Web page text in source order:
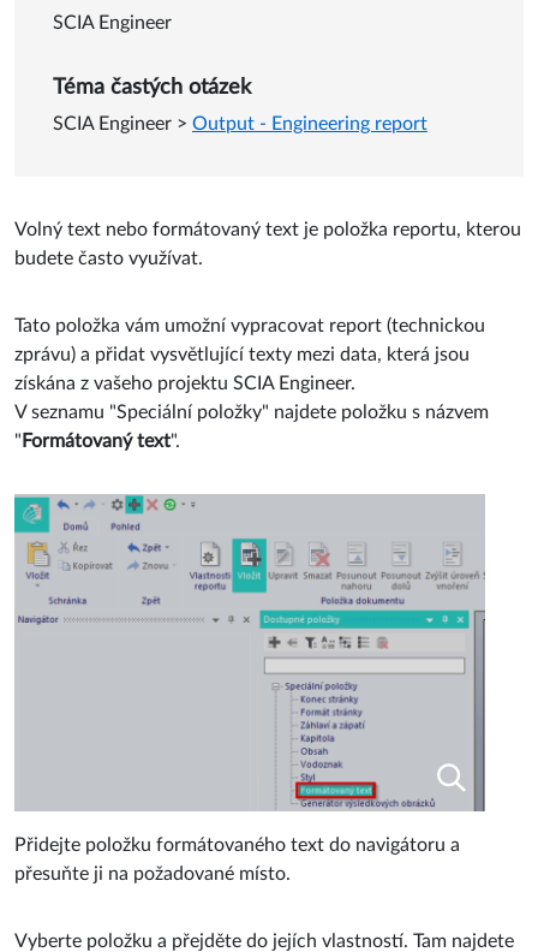
SCIA Engineer
Téma častých otázek
SCIA Engineer > Output - Engineering report
Volný text nebo formátovaný text je položka reportu, kterou
budete často využívat.
Tato položka vám umožní vypracovat report (technickou
zprávu) a přidat vysvětlující texty mezi data, která jsou
získána z vašeho projektu SCIA Engineer.
V seznamu "Speciální položky" najdete položku s názvem
" Formátovaný text".
Přidejte položku formátovaného text do navigátoru a
přesuňte ji na požadované místo.
Vyberte položku a přejděte do jejích vlastností. Tam najdete